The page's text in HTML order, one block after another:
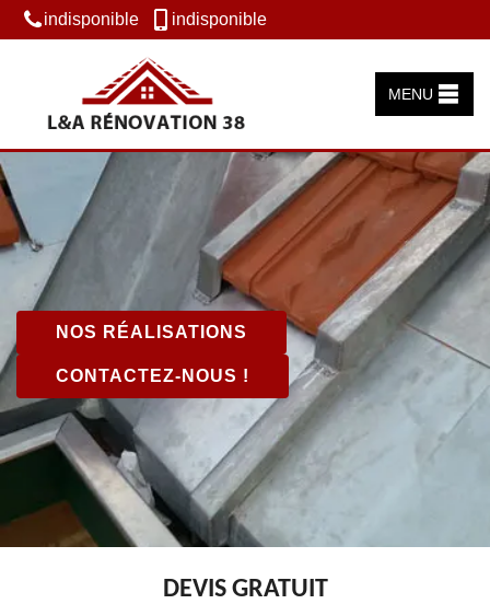
indisponible indisponible
MENU
NOS RÉALISATIONS
CONTACTEZ-NOUS !
DEVIS GRATUIT